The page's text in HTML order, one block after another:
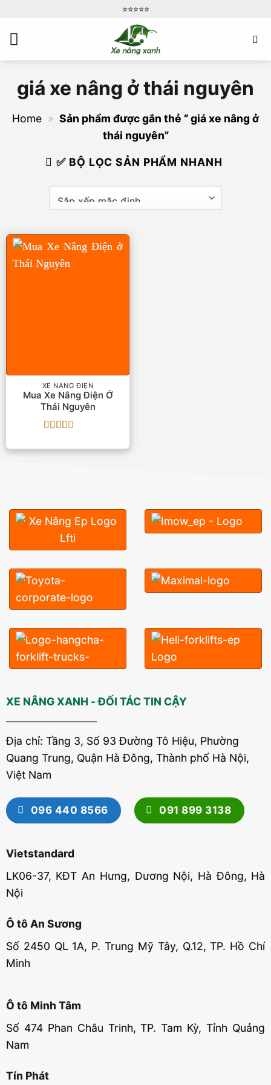
nội
dung
⭐️⭐️⭐️⭐️⭐️
giá xe nâng ở thái nguyên
Home » Sản phẩm được gắn thẻ “ giá xe nâng ở
thái nguyên”
✅ BỘ LỌC SẢN PHẨM NHANH
XE NÂNG ĐIỆN
Mua Xe Nâng Điện Ở
Thái Nguyên
xếp
XE NÂNG XANH - ĐỐI TÁC TIN CẬY
Địa chỉ: Tầng 3, Số 93 Đường Tô Hiệu, Phường
Quang Trung, Quận Hà Đông, Thành phố Hà Nội,
Việt Nam
096 440 8566 091 899 3138
Vietstandard
LK06-37, KĐT An Hưng, Dương Nội, Hà Đông, Hà
Nội
Ô tô An Sương
Số 2450 QL 1A, P. Trung Mỹ Tây, Q.12, TP. Hồ Chí
Minh
Ô tô Minh Tâm
Số 474 Phan Châu Trinh, TP. Tam Kỳ, Tỉnh Quảng
Nam
Tín Phát